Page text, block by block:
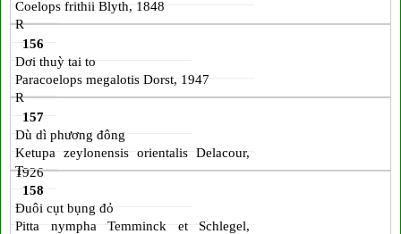
Coelops frithii Blyth, 1848
R
156
Dơi thuỳ tai to
Paracoelops megalotis Dorst, 1947
R
157
Dù dì phương đông
Ketupa zeylonensis orientalis Delacour,
1926
T
158
Đuôi cụt bụng đỏ
Pitta nympha Temminck et Schlegel,